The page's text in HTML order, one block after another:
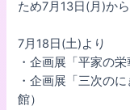
ため7月13日(月)か
7月18日(土)より
・企画展「平家の
・企画展「三次の
館）